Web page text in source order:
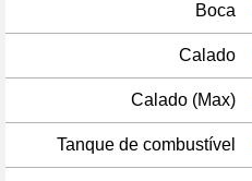
Boca
Calado
Calado (Max)
Tanque de combustível